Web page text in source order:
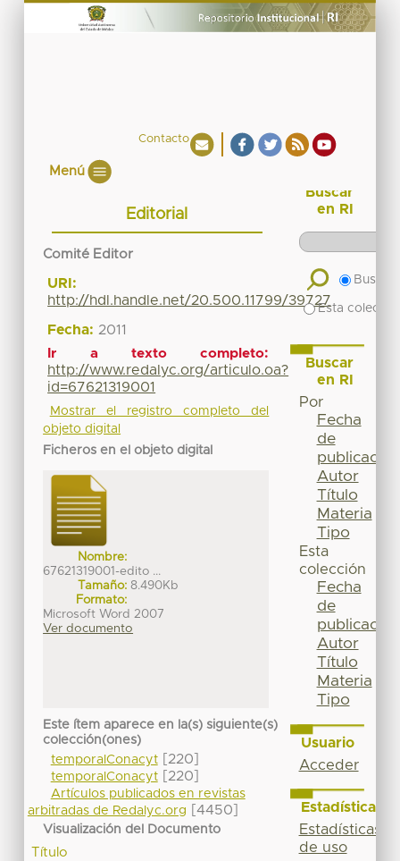
Contacto
Menú
Editorial
Comité Editor
URI:
http://hdl.handle.net/20.500.11799/39727
Fecha: 2011
Ir a texto completo:
http://www.redalyc.org/articulo.oa?
id=67621319001
Mostrar el registro completo del
objeto digital
Ficheros en el objeto digital
Nombre:
67621319001-edito ...
Tamaño: 8.490Kb
Formato:
Microsoft Word 2007
Ver documento
Este ítem aparece en la(s) siguiente(s)
colección(ones)
temporalConacyt[220]
temporalConacyt[220]
Artículos publicados en revistas
arbitradas de Redalyc.org
[4450]
Visualización del Documento
Título
Buscar
en RI
Buscar
Esta
Buscar
en RI
Por
Fecha
de
publicación
Autor
Título
Materia
Tipo
Esta
colección
Fecha
de
publicación
Autor
Título
Materia
Tipo
Usuario
Acceder
Estadísticas
Estadísticas
de uso